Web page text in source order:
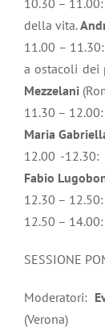
10.30 – 11.00:
della vita.
11.00 –
a ostacoli dei
Mezzelani
11.30 –
Maria
12.00 -12.30:
Fabio
12.30 –
12.50 – 14.00:
SESSIONE
Moderatori:
(Verona)